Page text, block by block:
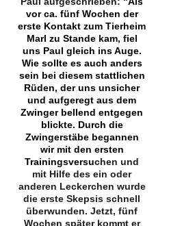
vor ca. fünf Wochen der
erste Kontakt zum Tierheim
Marl zu Stande kam, fiel
uns Paul gleich ins Auge.
Wie sollte es auch anders
sein bei diesem stattlichen
Rüden, der uns unsicher
und aufgeregt aus dem
Zwinger bellend entgegen
blickte. Durch die
Zwingerstäbe begannen
wir mit den ersten
Trainingsversuchen und
mit Hilfe des ein oder
anderen Leckerchen wurde
die erste Skepsis schnell
überwunden. Jetzt, fünf
Wochen später kommt er